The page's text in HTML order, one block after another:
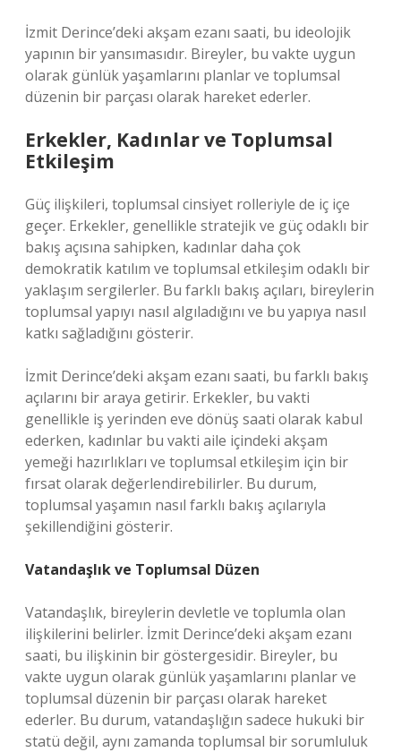
İzmit Derince’deki akşam ezanı saati, bu ideolojik
yapının bir yansımasıdır. Bireyler, bu vakte uygun
olarak günlük yaşamlarını planlar ve toplumsal
düzenin bir parçası olarak hareket ederler.
Erkekler, Kadınlar ve Toplumsal
Etkileşim
Güç ilişkileri, toplumsal cinsiyet rolleriyle de iç içe
geçer. Erkekler, genellikle stratejik ve güç odaklı bir
bakış açısına sahipken, kadınlar daha çok
demokratik katılım ve toplumsal etkileşim odaklı bir
yaklaşım sergilerler. Bu farklı bakış açıları, bireylerin
toplumsal yapıyı nasıl algıladığını ve bu yapıya nasıl
katkı sağladığını gösterir.
İzmit Derince’deki akşam ezanı saati, bu farklı bakış
açılarını bir araya getirir. Erkekler, bu vakti
genellikle iş yerinden eve dönüş saati olarak kabul
ederken, kadınlar bu vakti aile içindeki akşam
yemeği hazırlıkları ve toplumsal etkileşim için bir
fırsat olarak değerlendirebilirler. Bu durum,
toplumsal yaşamın nasıl farklı bakış açılarıyla
şekillendiğini gösterir.
Vatandaşlık ve Toplumsal Düzen
Vatandaşlık, bireylerin devletle ve toplumla olan
ilişkilerini belirler. İzmit Derince’deki akşam ezanı
saati, bu ilişkinin bir göstergesidir. Bireyler, bu
vakte uygun olarak günlük yaşamlarını planlar ve
toplumsal düzenin bir parçası olarak hareket
ederler. Bu durum, vatandaşlığın sadece hukuki bir
statü değil, aynı zamanda toplumsal bir sorumluluk